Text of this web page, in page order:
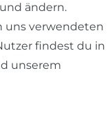
AGB
ändern.
uns verwendeten
findest du in
unserem